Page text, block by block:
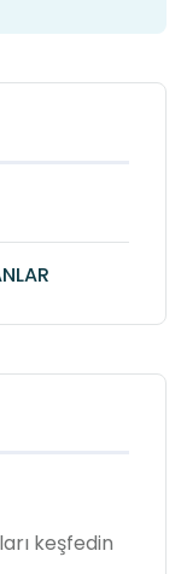
keşfedin